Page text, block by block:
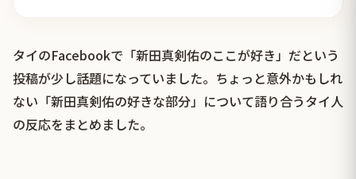
タイのFacebookで「新田真剣佑のここが好き」だという
投稿が少し話題になっていました。ちょっと意外かもしれ
ない「新田真剣佑の好きな部分」について語り合うタイ人
の反応をまとめました。